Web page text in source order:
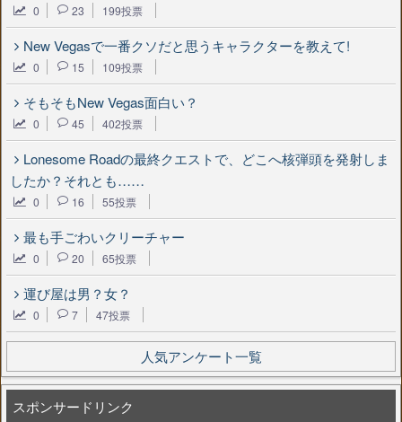
0 23 199投票
New Vegasで一番クソだと思うキャラクターを教えて!
0 15 109投票
そもそもNew Vegas面白い？
0 45 402投票
Lonesome Roadの最終クエストで、どこへ核弾頭を発射しま
したか？それとも……
0 16 55投票
最も手ごわいクリーチャー
0 20 65投票
運び屋は男？女？
0 7 47投票
人気アンケート一覧
スポンサードリンク